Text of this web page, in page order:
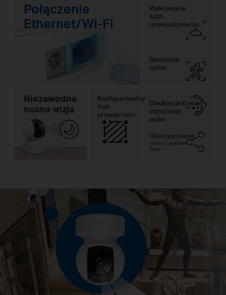
Połączenie
Ethernet/Wi-Fi
Wykrywanie
ludzi
i powiadomienia
Konfigurowalny
tryb
prywatności
Dwukierunkowa
transmisja
audio
Udostępnianie
klipów z urządzeń
Tapo
Niezawodna
nocna wizja
Śledzenie
ruchu